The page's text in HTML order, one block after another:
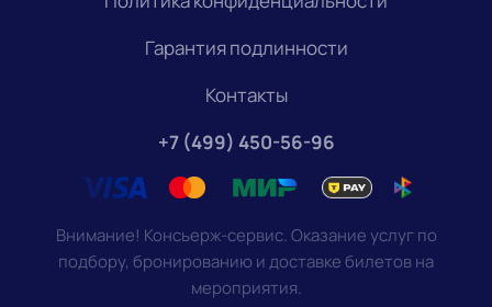
Гарантия подлинности
Контакты
+7 (499) 450-56-96
Внимание! Консьерж-сервис. Оказание услуг по
подбору, бронированию и доставке билетов на
мероприятия.